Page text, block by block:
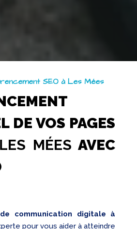
SEO à Les Mées
DE VOS PAGES
LES MÉES AVEC
communication digitale à
pour vous aider à atteindre